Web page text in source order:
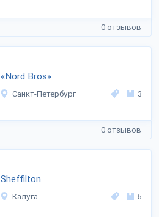
0 отзывов
«Nord Bros»
Санкт-Петербург 3
0 отзывов
Sheffilton
Калуга 5